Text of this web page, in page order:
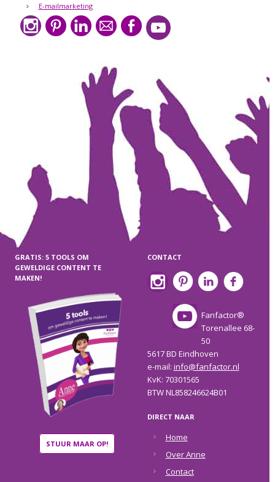
E-mailmarketing
GRATIS: 5 TOOLS OM
GEWELDIGE CONTENT TE
MAKEN!
STUUR MAAR OP!
CONTACT
Fanfactor®
Torenallee 68-
50
5617 BD Eindhoven
e-mail: info@fanfactor.nl
KvK: 70301565
BTW NL858246624B01
DIRECT NAAR
Home
Over Anne
Contact